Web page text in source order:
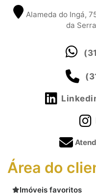
Alameda do Ingá,
da
Área do
Imóveis favoritos